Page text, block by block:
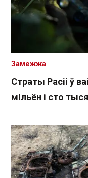
Страты Расіі ў
мільён і сто
Замежжа